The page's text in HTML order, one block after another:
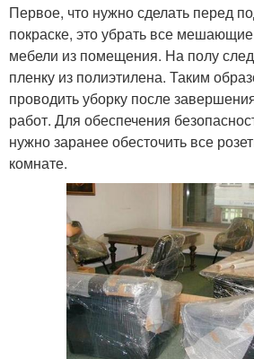
Первое, что нужно сделать перед
покраске, это убрать все
мебели из помещения. На полу
пленку из полиэтилена. Таким
проводить уборку после
работ. Для обеспечения
нужно заранее обесточить все
комнате.